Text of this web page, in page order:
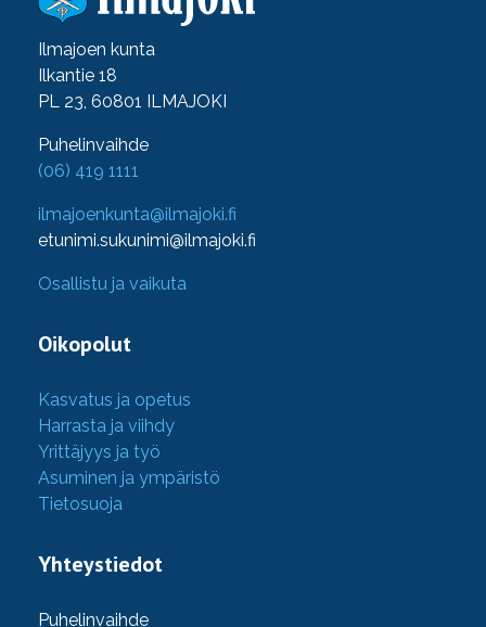
Ilmajoen kunta
Ilkantie 18
PL 23, 60801 ILMAJOKI
Puhelinvaihde
(06) 419 1111
ilmajoenkunta@ilmajoki.fi
etunimi.sukunimi@ilmajoki.fi
Osallistu ja vaikuta
Oikopolut
Kasvatus ja opetus
Harrasta ja viihdy
Yrittäjyys ja työ
Asuminen ja ympäristö
Tietosuoja
Yhteystiedot
Puhelinvaihde